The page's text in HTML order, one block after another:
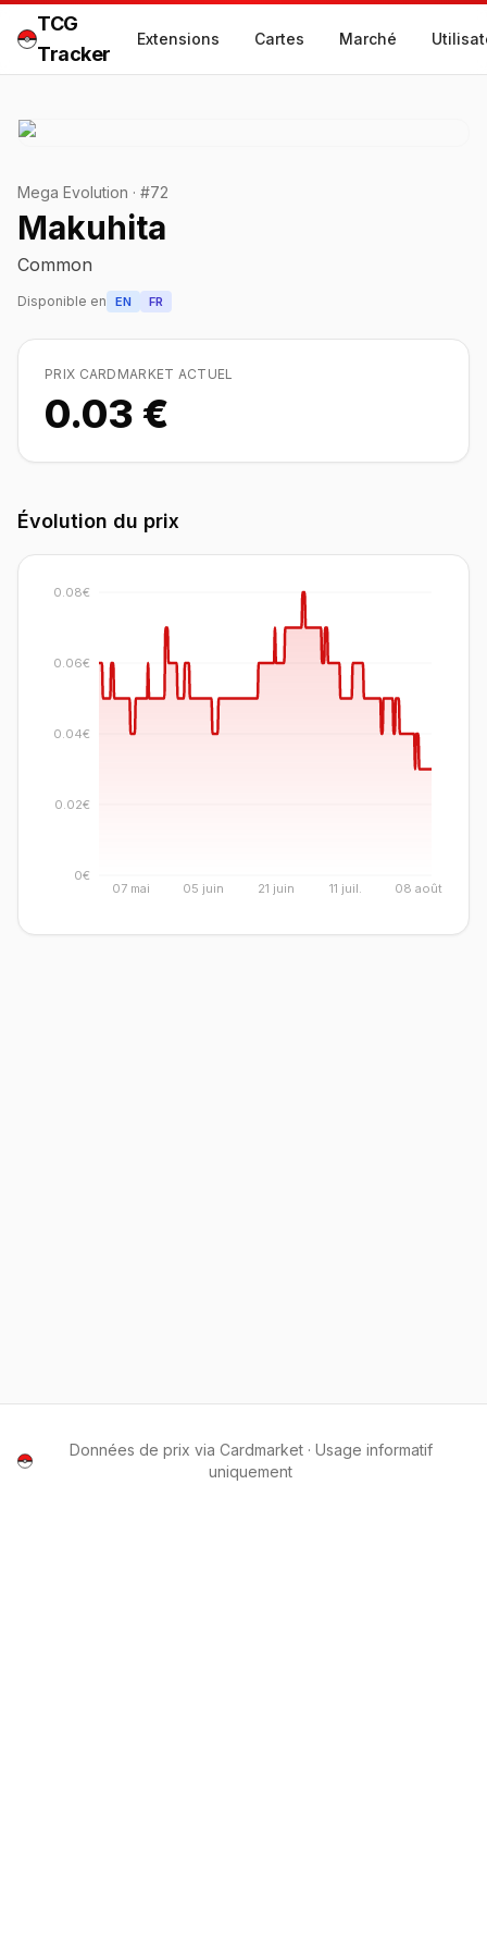
TCG
Tracker
Extensions Cartes Marché
Mega Evolution · #72
Makuhita
Common
Disponible en EN FR
PRIX CARDMARKET ACTUEL
0.03 €
Évolution du prix
07 mai 05 juin 21 juin 11 juil. 08 août
0€
0.02€
0.04€
0.06€
0.08€
Données de prix via Cardmarket · Usage informatif
uniquement